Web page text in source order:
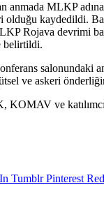
anmada MLKP
kaydedildi.
Rojava devrimi
belirtildi.
salonundaki
ve askeri
ve
Tumblr Pinterest